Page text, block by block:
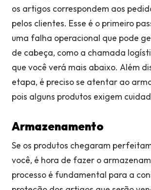
os artigos correspondem aos
pelos clientes. Esse é o primeiro
uma falha operacional que pode
de cabeça, como a chamada
que você verá mais abaixo. Além
etapa, é preciso se atentar ao
pois alguns produtos exigem
Armazenamento
Se os produtos chegaram
você, é hora de fazer o
processo é fundamental para a